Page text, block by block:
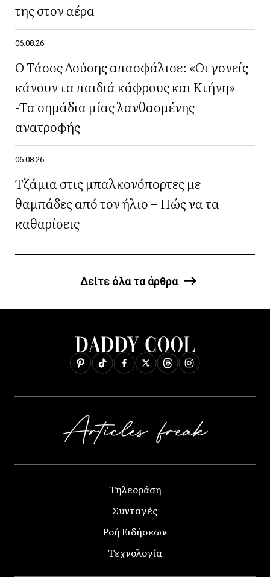
της στον αέρα
06.08.26
Ο Τάσος Δούσης απασφάλισε: «Οι γονείς
κάνουν τα παιδιά κάφρους και Κτήνη»
-Τα σημάδια μίας λανθασμένης
ανατροφής
06.08.26
Τζάμια στις μπαλκονόπορτες με
θαμπάδες από τον ήλιο – Πώς να τα
καθαρίσεις
Δείτε όλα τα άρθρα
Τηλεοράση
Συνταγές
Ροή Ειδήσεων
Τεχνολογία